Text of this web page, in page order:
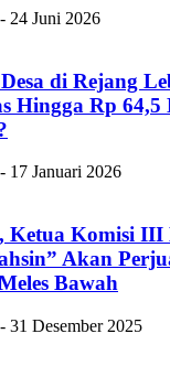
- 24 Juni 2026
di Rejang
Hingga Rp
- 17 Januari 2026
Ketua Komisi III
Akan
Bawah
- 31 Desember 2025